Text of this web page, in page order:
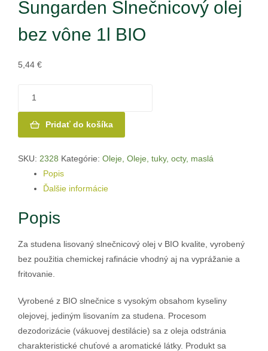
Sungarden Slnečnicový olej
bez vône 1l BIO
5,44 €
Slnečnicový
olej
Pridať do košíka
SKU: 2328 Kategórie: Oleje Oleje, tuky, octy, maslá
Popis
Ďalšie informácie
Popis
Za studena lisovaný slnečnicový olej v BIO kvalite, vyrobený
bez použitia chemickej rafinácie vhodný aj na vyprážanie a
fritovanie.
Vyrobené z BIO slnečnice s vysokým obsahom kyseliny
olejovej, jediným lisovaním za studena. Procesom
dezodorizácie (vákuovej destilácie) sa z oleja odstránia
charakteristické chuťové a aromatické látky. Produkt sa